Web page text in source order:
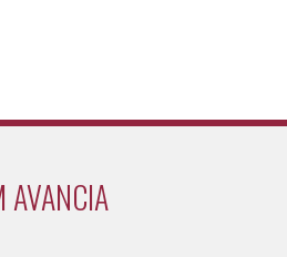
AVANCIA